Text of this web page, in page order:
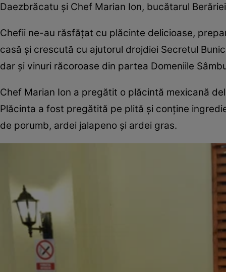
Daezbrăcatu şi Chef Marian Ion, bucătarul
Chefii ne-au răsfăţat cu plăcinte delicioase,
casă şi crescută cu ajutorul drojdiei Secretul
dar şi vinuri răcoroase din partea Domeniile
Chef Marian Ion a pregătit o plăcintă mexicană
Plăcinta a fost pregătită pe plită şi conţine
de porumb, ardei jalapeno şi ardei gras.